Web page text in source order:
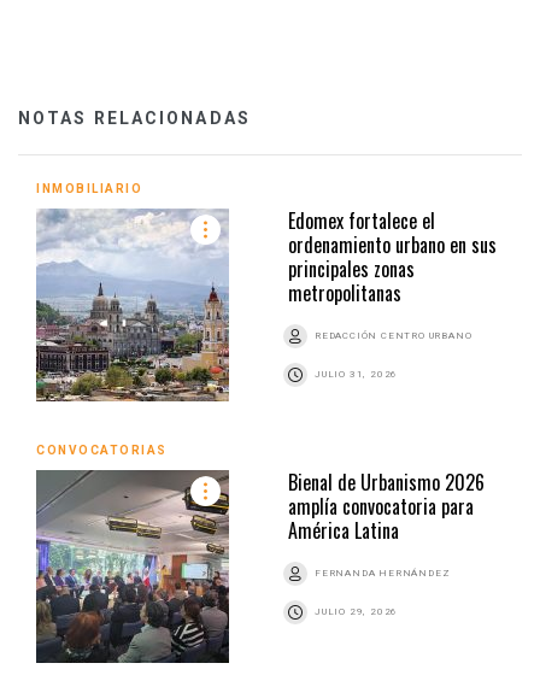
NOTAS RELACIONADAS
INMOBILIARIO
Edomex fortalece el
ordenamiento urbano en sus
principales zonas
metropolitanas
REDACCIÓN CENTRO URBANO
JULIO 31, 2026
CONVOCATORIAS
Bienal de Urbanismo 2026
amplía convocatoria para
América Latina
FERNANDA HERNÁNDEZ
JULIO 29, 2026